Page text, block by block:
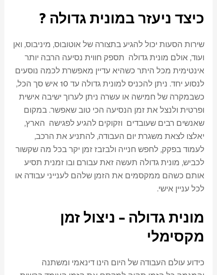
כיצד ניעזר במונית גדולה ?
שירות הסעות יכול להגיע בתצורה של אוטובוס, מיניבוס, ואן
ועוד, אולם מונית גדולה תספק חווית נסיעה הרבה יותר
אינטימית מכל היתר כשהיא עדיין מאפשרת לכמה נוסעים
לנסוע יחד. ניתן להכניס למונית גדולה עד 10 איש סך הכל,
כשבמקרה של חמישה או עשרה ניתן לערוך ישיבה אישית
ופרטית ולנצל את זמן הנסיעה הכי טוב שאפשר. במקום
שאנשים רבים שעובדים וזקוקים להגיע לפגישה הארץ,
יאלצו לצאת משגרת יום העבודה, להתניע את הרכב,
לעמוד בפקק, לחפש חנייה ולבזבז זמן יקר בכל מה שקשור
לכביש, מונית גדולה תעשה זאת עבורם ובו זמנית תסיע
אותם כשהם ממקסמים את הזמן שלהם לענייני עבודה או
לכל עניין אישי.
מונית גדולה – ניצול זמן
מקסימלי
כידוע עולם העבודה של היום הינו דינאמי ומשתנה